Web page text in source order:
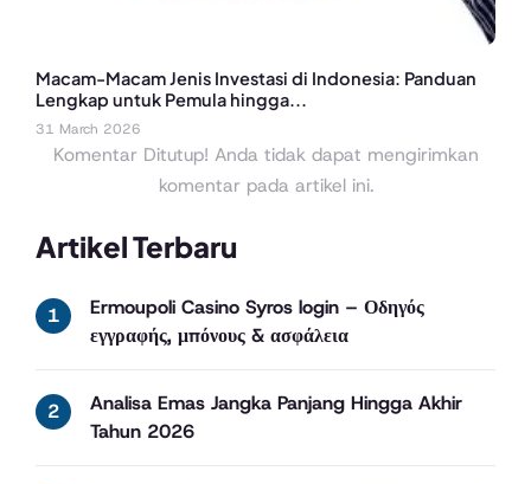
Artikel Terbaru
Ermoupoli Casino Syros login – Οδηγός
εγγραφής, μπόνους & ασφάλεια
Analisa Emas Jangka Panjang Hingga Akhir
Tahun 2026
Macam-Macam Jenis Investasi di Indonesia: Panduan
Lengkap untuk Pemula hingga...
31 March 2026
Komentar Ditutup! Anda tidak dapat mengirimkan
komentar pada artikel ini.